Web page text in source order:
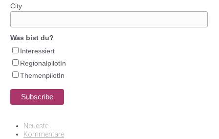
City
Was bist du?
Interessiert
RegionalpilotIn
ThemenpilotIn
Neueste
Kommentare